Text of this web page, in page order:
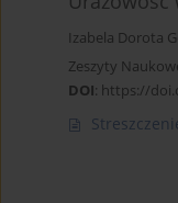
Izabela Dorota
Zeszyty
DOI: https://